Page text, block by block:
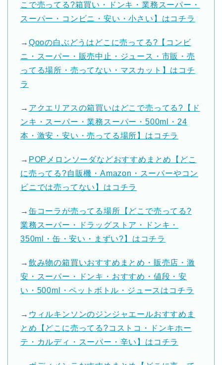
こで売ってる?箱買い・ドンキ・業務スーパー・
スーパー・コンビニ・安い・小さい】はコチラ
→ Qooの白ぶどうはどこに売ってる?【コンビ
ニ・スーパー・販売中止・ジュース・市販・売
ってる場所・売ってない・マスカット】はコチ
ラ
→ アクエリアスの箱買いはどこで売ってる?【ド
ンキ・スーパー・業務スーパー・500ml・24
本・激安・安い・売ってる場所】はコチラ
→ POPメロンソーダなどおすすめまとめ【どこ
に売ってる?自販機・Amazon・スーパーやコン
ビニでは売ってない】はコチラ
→ 缶コーラが売ってる場所【どこで売ってる?
業務スーパー・ドラッグストア・ドンキ・
350ml・缶・安い・まずい?】はコチラ
→ 飲み物の箱買いおすすめまとめ・販売店・激
安・スーパー・ドンキ・おすすめ・値段・安
い・500ml・ペットボトル・ジュースはコチラ
→ ウィルキンソンのジンジャエールおすすめま
とめ【どこに売ってる?コストコ・ドンキホー
テ・カルディ・スーパー・辛い】はコチラ